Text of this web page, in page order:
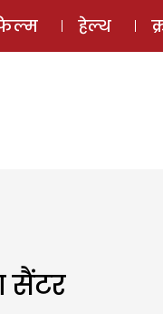
ई-मैगज़ीन हेल्थ
सैंटर